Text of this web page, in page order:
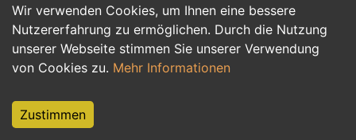
Wir verwenden Cookies, um Ihnen eine bessere
Nutzererfahrung zu ermöglichen. Durch die Nutzung
unserer Webseite stimmen Sie unserer Verwendung
von Cookies zu. Mehr Informationen
Zustimmen
Personalwesen Assistenz, Sekretariat
Hilfskräfte, Aushilfs- und Nebenjobs
Weiterbildung, Studium, duale Ausbildung